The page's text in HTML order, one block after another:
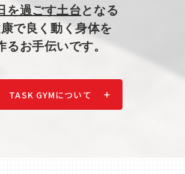
を過ごす土台となる
で良く動く身体を
るお手伝いです。
TASK GYMについて